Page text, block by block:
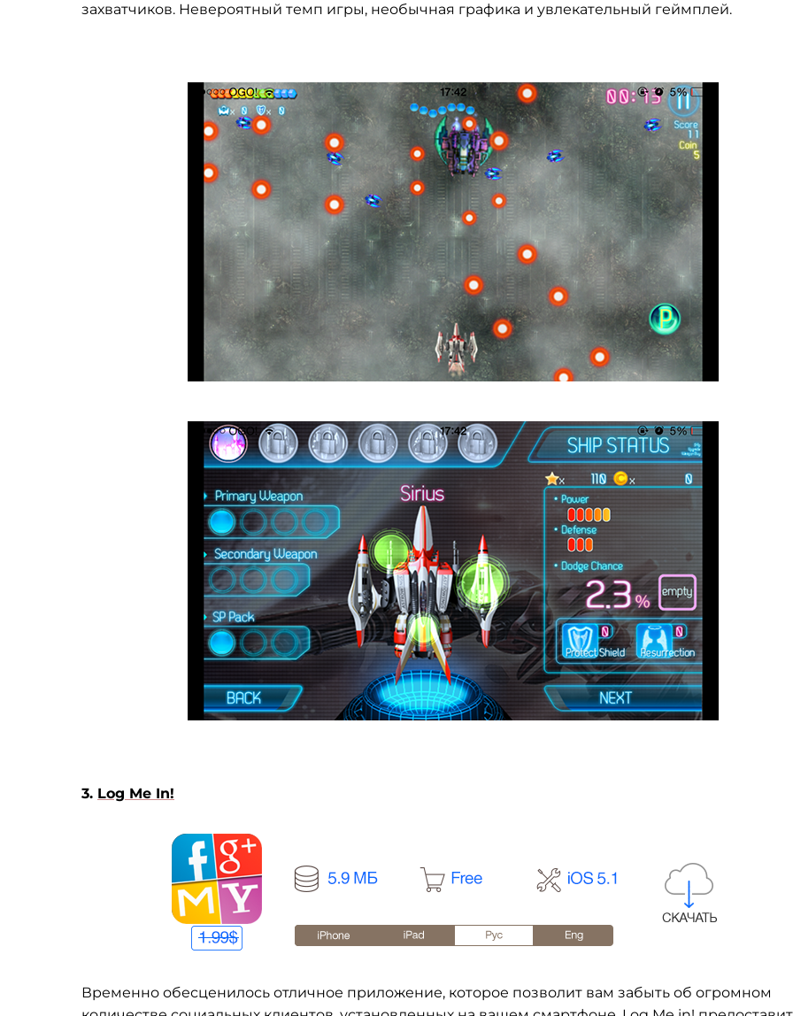
захватчиков. Невероятный темп игры, необычная графика и увлекательный геймплей.
3. Log Me In!
Временно обесценилось отличное приложение, которое позволит вам забыть об огромном